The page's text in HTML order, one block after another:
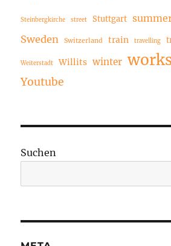
Steinbergkirche street Stuttgart
Sweden Switzerland train travelling
Weiterstadt Willits winter
Youtube
Suchen